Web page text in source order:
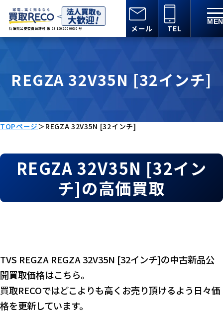
兵庫県公安委員会許可 第 631502000030 号 メール TEL
REGZA 32V35N [32インチ]
TOPページ＞ REGZA 32V35N [32インチ]
REGZA 32V35N [32イン
チ]の高価買取
TVS REGZA REGZA 32V35N [32インチ]の中古新品公
開買取価格はこちら。
買取RECOではどこよりも高くお売り頂けるよう日々価
格を更新しています。